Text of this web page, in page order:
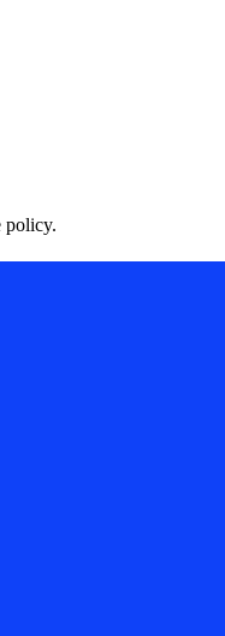
policy.